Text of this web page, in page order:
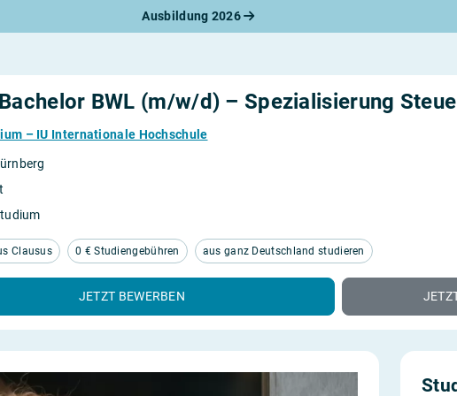
Ausbildung 2026
Bewerbung
Check
BWL (m/w/d) – Spezialisierung
– IU Internationale Hochschule
Clausus 0 € Studiengebühren aus ganz Deutschland studieren
JETZT BEWERBEN